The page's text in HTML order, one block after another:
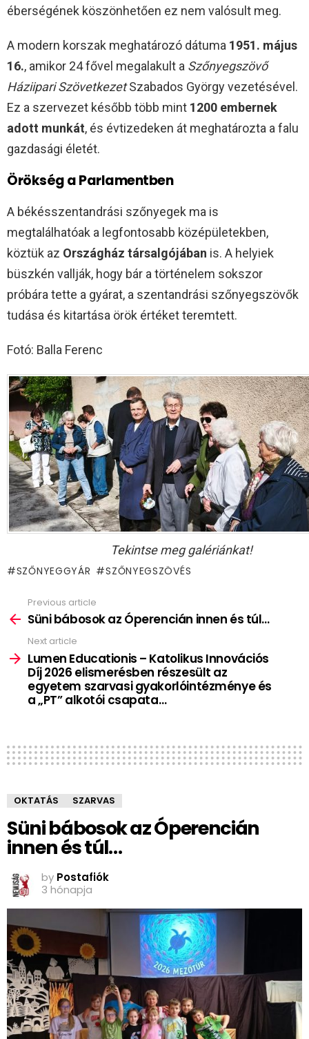
éberségének köszönhetően ez nem valósult meg.
A modern korszak meghatározó dátuma 1951. május
16., amikor 24 fővel megalakult a Szőnyegszövő
Háziipari SzövetkezetSzabados György vezetésével.
Ez a szervezet később több mint 1200 embernek
adott munkát, és évtizedeken át meghatározta a falu
gazdasági életét.
Örökség a Parlamentben
A békésszentandrási szőnyegek ma is
megtalálhatóak a legfontosabb középületekben,
köztük az Országház társalgójában is. A helyiek
büszkén vallják, hogy bár a történelem sokszor
próbára tette a gyárat, a szentandrási szőnyegszövők
tudása és kitartása örök értéket teremtett.
Fotó: Balla Ferenc
Tekintse meg galériánkat!
SZŐNYEGGYÁR SZŐNYEGSZÖVÉS
more
Previous article
Süni bábosok az Óperencián innen és túl…
Next article
Lumen Educationis – Katolikus Innovációs
Díj 2026 elismerésben részesült az
egyetem szarvasi gyakorlóintézménye és
a „PT” alkotói csapata…
OKTATÁS SZARVAS
Süni bábosok az Óperencián
innen és túl…
by Postafiók
3 hónapja